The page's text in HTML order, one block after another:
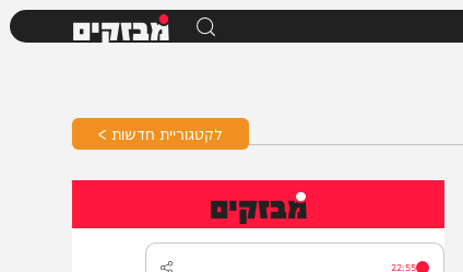
מבזקים
לקטגוריית חדשות >
מבזקים